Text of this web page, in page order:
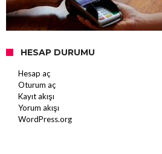
HESAP DURUMU
Hesap aç
Oturum aç
Kayıt akışı
Yorum akışı
WordPress.org